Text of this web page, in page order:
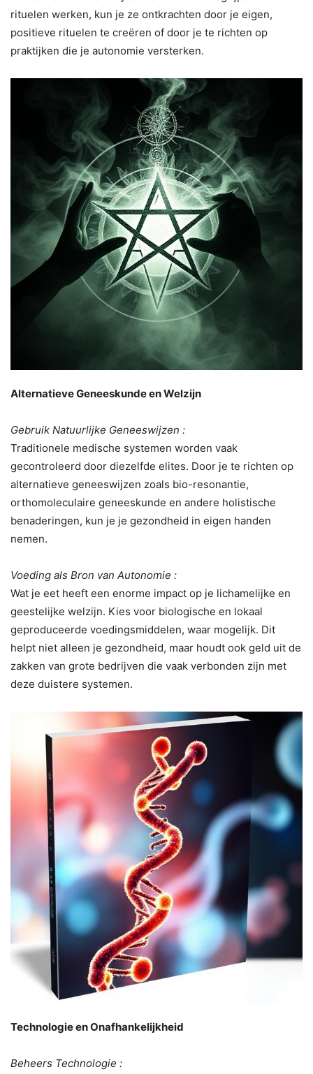
rituelen werken, kun je ze ontkrachten door je eigen,
positieve rituelen te creëren of door je te richten op
praktijken die je autonomie versterken.
Alternatieve Geneeskunde en Welzijn
Gebruik Natuurlijke Geneeswijzen :
Traditionele medische systemen worden vaak
gecontroleerd door diezelfde elites. Door je te richten op
alternatieve geneeswijzen zoals bio-resonantie,
orthomoleculaire geneeskunde en andere holistische
benaderingen, kun je je gezondheid in eigen handen
nemen.
Voeding als Bron van Autonomie :
Wat je eet heeft een enorme impact op je lichamelijke en
geestelijke welzijn. Kies voor biologische en lokaal
geproduceerde voedingsmiddelen, waar mogelijk. Dit
helpt niet alleen je gezondheid, maar houdt ook geld uit de
zakken van grote bedrijven die vaak verbonden zijn met
deze duistere systemen.
Technologie en Onafhankelijkheid
Beheers Technologie :